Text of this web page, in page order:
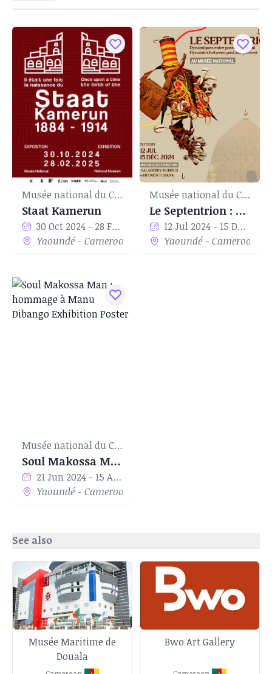
Musée national du Cameroun
Staat Kamerun
30 Oct 2024 - 28 Feb 2025
Yaoundé - Cameroon
Musée national du Cameroun
Le Septentrion : dynamiques entre passé et présent
12 Jul 2024 - 15 Dec 2024
Yaoundé - Cameroon
Musée national du Cameroun
Soul Makossa Man : hommage à Manu Dibango
21 Jun 2024 - 15 Aug 2024
Yaoundé - Cameroon
See also
Musée Maritime de
Douala
Bwo Art Gallery